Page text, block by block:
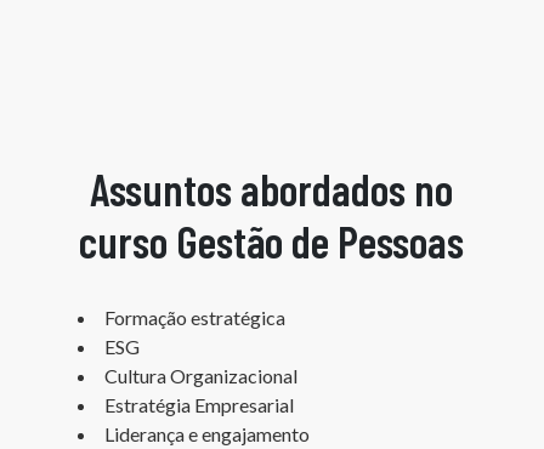
Assuntos abordados no
curso Gestão de Pessoas
Formação estratégica
ESG
Cultura Organizacional
Estratégia Empresarial
Liderança e engajamento